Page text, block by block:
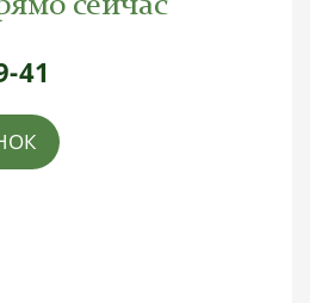
сейчас
41